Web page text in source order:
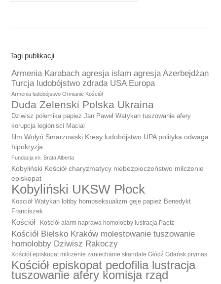
Tagi publikacji
Armenia Karabach agresja islam agresja Azerbejdżan
Turcja ludobójstwo zdrada USA Europa
Armenia ludobójstwo Ormianie Kościół
Duda Zelenski Polska Ukraina
Dziwisz polemika papież Jan Paweł Watykan tuszowanie afery
korupcja legionisci Macial
film Wołyń Smarzowski Kresy ludobójstwo UPA polityka odwaga
hipokryzja
Fundacja im. Brata Alberta
Kobyliński Kościół charyzmatycy niebezpieczeństwo milczenie
episkopat
Kobyliński UKSW Płock
Kosciół Watykan lobby homoseksualizm geje papież Benedykt
Franciszek
Kościół Kościół alarm naprawa homolobby lustracja Paetz
Kościół Bielsko Kraków molestowanie tuszowanie
homolobby Dziwisz Rakoczy
Kościół episkopat milczenie zaniechanie skandale Głódź Gdańsk prymas
Kościół episkopat pedofilia lustracja
tuszowanie afery komisja rząd